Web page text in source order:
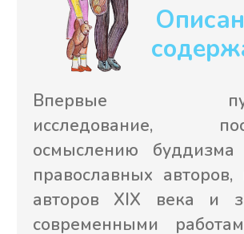
конфиденциальность моих
данных?
Подписаться